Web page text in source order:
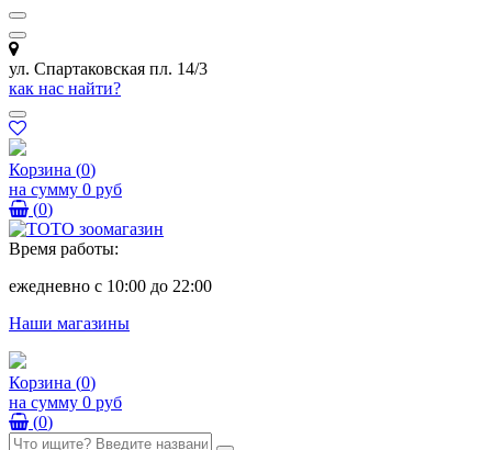
ул. Спартаковская пл. 14/3
как нас найти?
Корзина (0)
на сумму 0 руб
(0)
Время работы:
ежедневно с 10:00 до 22:00
Наши магазины
Корзина (0)
на сумму 0 руб
(0)